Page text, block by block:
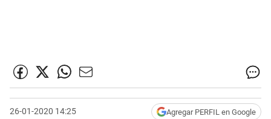
26-01-2020 14:25 Agregar PERFIL en Google